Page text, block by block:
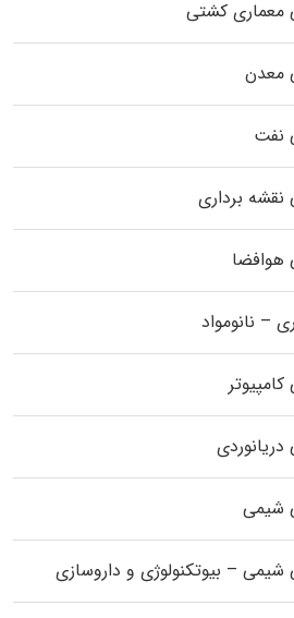
معماری کشتی
معدن
نفت
برداری
هوافضا
– نانومواد
شیمی
– بیوتکنولوژی و داروسازی